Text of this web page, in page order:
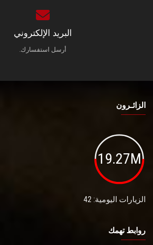
البريد الإلكتروني
أرسل استفسارك.
الزائـرون
19.27M
الزيارات اليومية: 42
روابط تهمك